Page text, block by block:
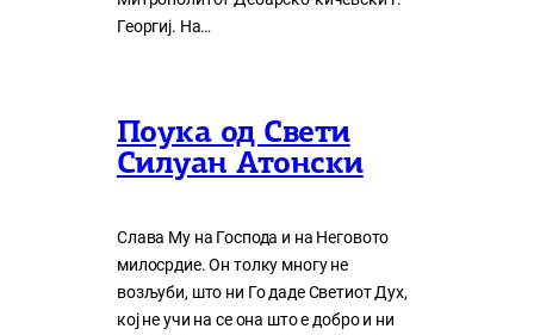
Георгиј. На…
Поука од Свети
Силуан Атонски
Слава Му на Господа и на Неговото
милосрдие. Он толку многу нe
возљуби, што ни Го даде Светиот Дух,
кој нe учи на сe она што е добро и ни